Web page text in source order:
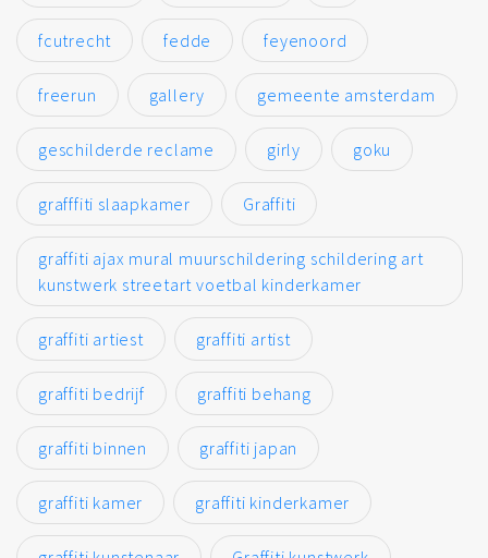
fcutrecht fedde feyenoord
freerun gallery gemeente amsterdam
geschilderde reclame girly goku
grafffiti slaapkamer Graffiti
graffiti ajax mural muurschildering schildering art
kunstwerk streetart voetbal kinderkamer
graffiti artiest graffiti artist
graffiti bedrijf graffiti behang
graffiti binnen graffiti japan
graffiti kamer graffiti kinderkamer